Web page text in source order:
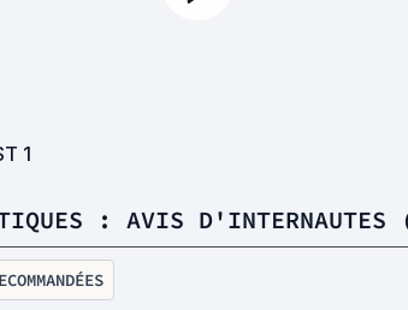
1
: AVIS D'INTERNAUTES